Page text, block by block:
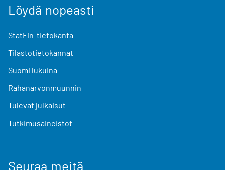
Löydä nopeasti
StatFin-tietokanta
Tilastotietokannat
Suomi lukuina
Rahanarvonmuunnin
Tulevat julkaisut
Tutkimusaineistot
Seuraa meitä